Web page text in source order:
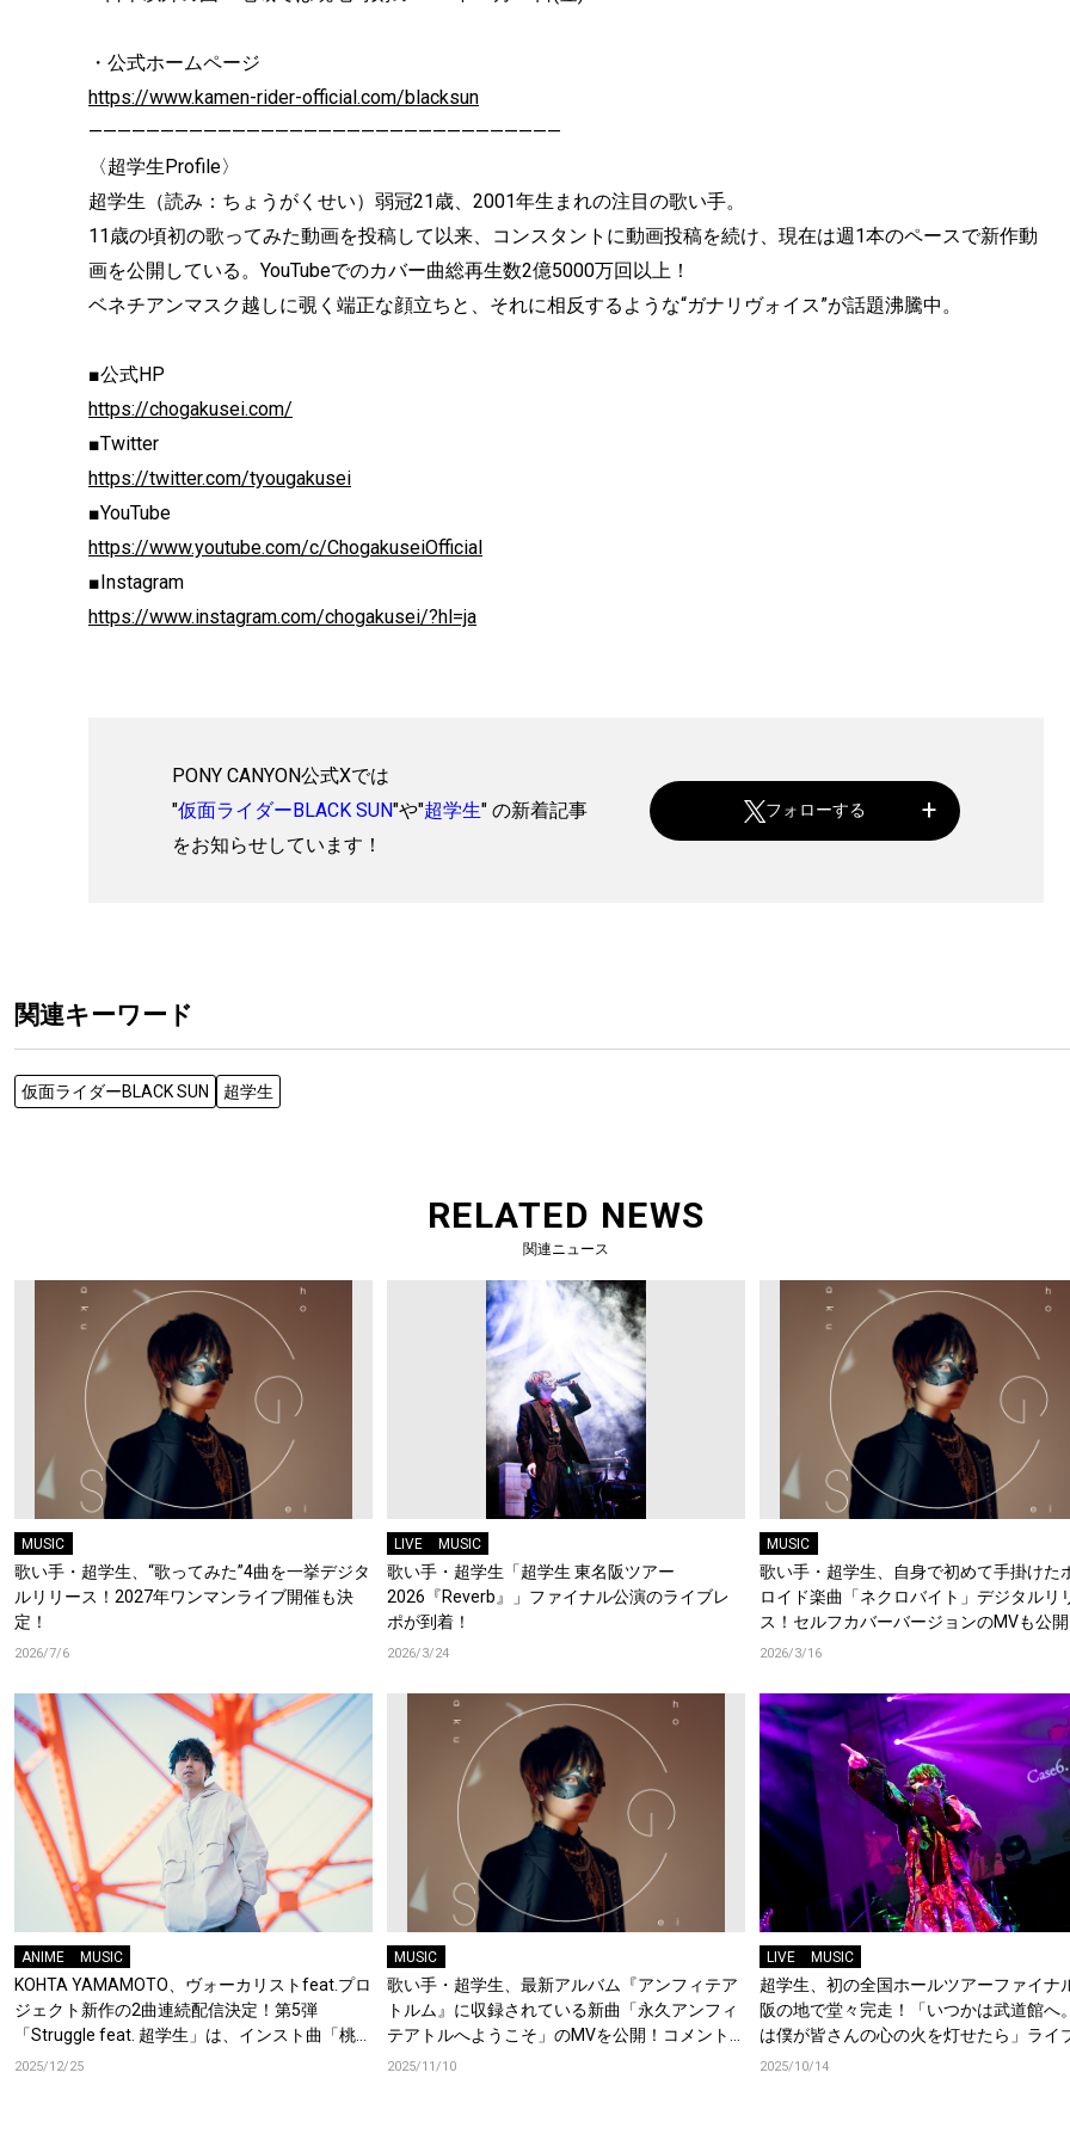
・公式ホームページ
https://www.kamen-rider-official.com/blacksun
—————————————————————————————————
〈超学生Profile〉
超学生（読み：ちょうがくせい）弱冠21歳、2001年生まれの注目の歌い手。
11歳の頃初の歌ってみた動画を投稿して以来、コンスタントに動画投稿を続け、現在は週1本のペースで新作動
画を公開している。YouTubeでのカバー曲総再生数2億5000万回以上！
ベネチアンマスク越しに覗く端正な顔立ちと、それに相反するような“ガナリヴォイス”が話題沸騰中。
■公式HP
https://chogakusei.com/
■Twitter
https://twitter.com/tyougakusei
■YouTube
https://www.youtube.com/c/ChogakuseiOfficial
■Instagram
https://www.instagram.com/chogakusei/?hl=ja
PONY CANYON公式Xでは
"仮面ライダーBLACK SUN"や"超学生" の新着記事
をお知らせしています！
フォローする
関連キーワード
仮面ライダーBLACK SUN 超学生
RELATED NEWS
関連ニュース
MUSIC
歌い手・超学生、“歌ってみた”4曲を一挙デジタ
ルリリース！2027年ワンマンライブ開催も決
定！
2026/7/6
LIVE MUSIC
歌い手・超学生「超学生 東名阪ツアー
2026『Reverb』」ファイナル公演のライブレ
ポが到着！
2026/3/24
MUSIC
歌い手・超学生、自身で初めて手掛けた
ロイド楽曲「ネクロバイト」デジタルリ
ス！セルフカバーバージョンのMVも公
メントも到着！
2026/3/16
ANIME MUSIC
KOHTA YAMAMOTO、ヴォーカリストfeat.プロ
ジェクト新作の2曲連続配信決定！第5弾
「Struggle feat. 超学生」は、インスト曲「桃源
暗鬼 MAIN THEME」にヴォーカルを加えリアレ
2025/12/25
MUSIC
歌い手・超学生、最新アルバム『アンフィテア
トルム』に収録されている新曲「永久アンフィ
テアトルへようこそ」のMVを公開！コメント
も到着！
2025/11/10
LIVE MUSIC
超学生、初の全国ホールツアーファイナ
阪の地で堂々完走！「いつかは武道館へ
は僕が皆さんの心の火を灯せたら」ライ
ート到着！
2025/10/14